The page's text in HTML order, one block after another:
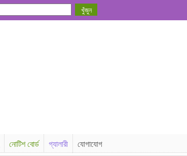
নোটিশ বোর্ড গ্যালারী যোগাযোগ